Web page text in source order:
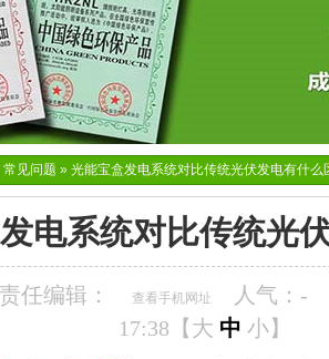
常见问题 » 光能宝盒发电系统对比传统光伏发电有什么
电系统对比传统光
责任编辑： 查看手机网址 人气： -
17:38【 大 中 小】